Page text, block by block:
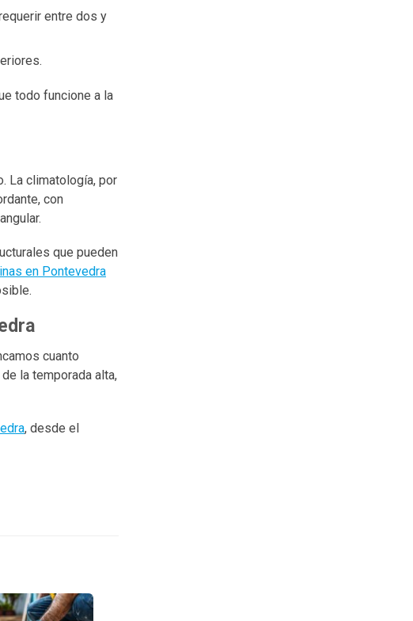
entre dos y
todo funcione a la
La climatología, por
con
que pueden
en Pontevedra
cuanto
la temporada alta,
, desde el